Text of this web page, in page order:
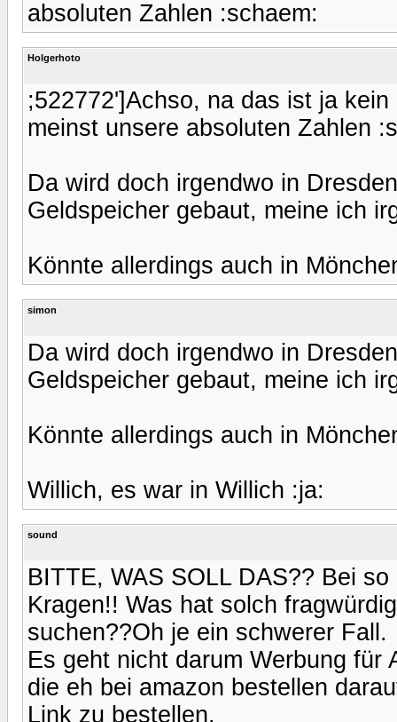
absoluten Zahlen :schaem:
Holgerhoto
;522772']Achso, na das ist ja
meinst unsere absoluten Zahlen
Da wird doch irgendwo in
Geldspeicher gebaut, meine ich
Könnte allerdings auch in
simon
Da wird doch irgendwo in
Geldspeicher gebaut, meine ich
Könnte allerdings auch in
Willich, es war in Willich :ja:
sound
BITTE, WAS SOLL DAS?? Bei
Kragen!! Was hat solch
suchen??Oh je ein schwerer Fall.
Es geht nicht darum Werbung für
die eh bei amazon bestellen
Link zu bestellen.